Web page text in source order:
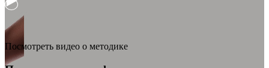
Посмотреть видео о методике